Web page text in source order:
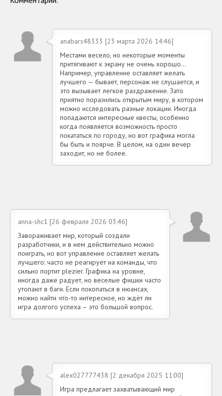
anabars48333 [23 марта 2026 14:46]
Местами весело, но некоторые моменты
притягивают к экрану не очень хорошо…
Например, управление оставляет желать
лучшего — бывает, персонаж не слушается, и
это вызывает легкое раздражение. Зато
приятно поразились открытым миру, в котором
можно исследовать разные локации. Иногда
попадаются интересные квесты, особенно
когда появляется возможность просто
покататься по городу, но вот графика могла
бы быть и поярче. В целом, на один вечер
заходит, но не более.
anna-shc1 [26 февраля 2026 03:46]
Завораживает мир, который создали
разработчики, и в нем действительно можно
поиграть, но вот управление оставляет желать
лучшего: часто не реагирует на команды, что
сильно портит plezier. Графика на уровне,
иногда даже радует, но веселые фишки часто
утопают в баги. Если покопаться в нюансах,
можно найти что-то интересное, но ждёт ли
игра долгого успеха – это большой вопрос.
alex027777438 [2 декабря 2025 11:00]
Игра предлагает захватывающий мир